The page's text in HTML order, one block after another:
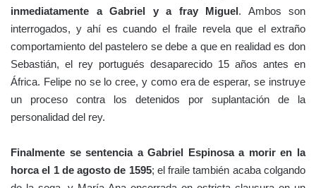
inmediatamente a Gabriel y a fray Miguel. Ambos son
interrogados, y ahí es cuando el fraile revela que el extraño
comportamiento del pastelero se debe a que en realidad es don
Sebastián, el rey portugués desaparecido 15 años antes en
África. Felipe no se lo cree, y como era de esperar, se instruye
un proceso contra los detenidos por suplantación de la
personalidad del rey.
Finalmente se sentencia a Gabriel Espinosa a morir en la
horca el 1 de agosto de 1595; el fraile también acaba colgando